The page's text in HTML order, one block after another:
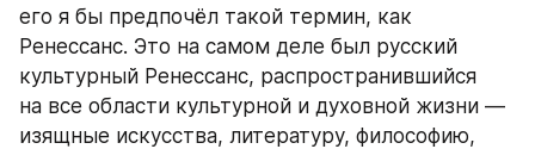
его я бы предпочёл такой термин, как
Ренессанс. Это на самом деле был русский
культурный Ренессанс, распространившийся
на все области культурной и духовной жизни —
изящные искусства, литературу, философию,